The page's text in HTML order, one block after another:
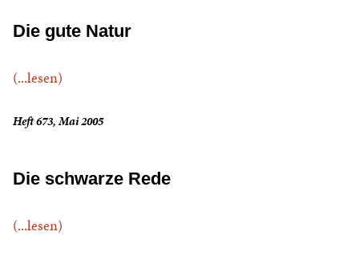
Die gute Natur
(...lesen)
Heft 673, Mai 2005
Die schwarze Rede
(...lesen)